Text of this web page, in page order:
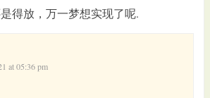
得放，万一梦想实现了呢.
at 05:36 pm